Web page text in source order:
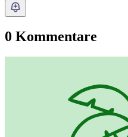
0 Kommentare